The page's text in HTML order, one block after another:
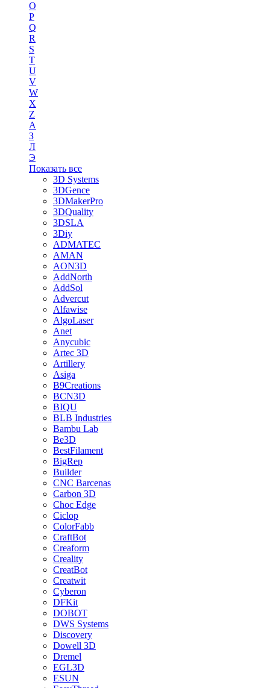
O
P
Q
R
S
T
U
V
W
X
Z
А
З
Л
Э
Показать все
3D Systems
3DGence
3DMakerPro
3DQuality
3DSLA
3Diy
ADMATEC
AMAN
AON3D
AddNorth
AddSol
Advercut
Alfawise
AlgoLaser
Anet
Anycubic
Artec 3D
Artillery
Asiga
B9Creations
BCN3D
BIQU
BLB Industries
Bambu Lab
Be3D
BestFilament
BigRep
Builder
CNC Barcenas
Carbon 3D
Choc Edge
Ciclop
ColorFabb
CraftBot
Creaform
Creality
CreatBot
Creatwit
Cyberon
DFKit
DOBOT
DWS Systems
Discovery
Dowell 3D
Dremel
EGL3D
ESUN